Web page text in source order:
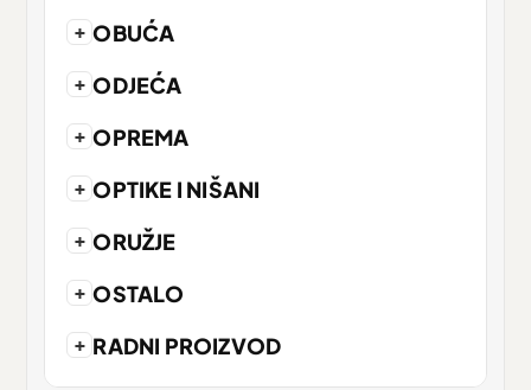
+ OBUĆA
+ ODJEĆA
+ OPREMA
+ OPTIKE I NIŠANI
+ ORUŽJE
+ OSTALO
+ RADNI PROIZVOD